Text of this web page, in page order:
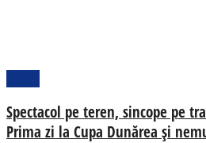
Spectacol pe teren, sincope pe
Prima zi la Cupa Dunărea și